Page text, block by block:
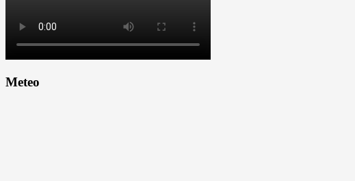
Meteo